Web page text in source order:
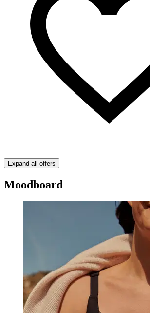
Expand all offers
Moodboard